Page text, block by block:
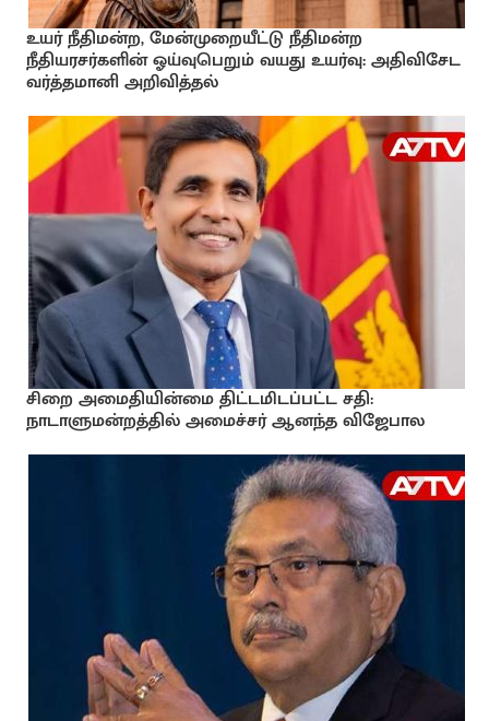
உயர் நீதிமன்ற, மேன்முறையீட்டு நீதிமன்ற
நீதியரசர்களின் ஓய்வுபெறும் வயது உயர்வு: அதிவிசேட
வர்த்தமானி அறிவித்தல்
சிறை அமைதியின்மை திட்டமிடப்பட்ட சதி:
நாடாளுமன்றத்தில் அமைச்சர் ஆனந்த விஜேபால